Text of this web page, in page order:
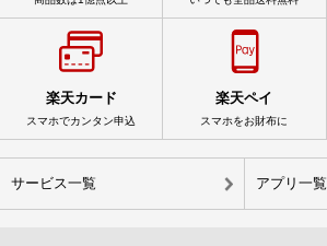
楽天カード
スマホでカンタン申込
楽天ペイ
スマホをお財布に
サービス一覧 アプリ一覧